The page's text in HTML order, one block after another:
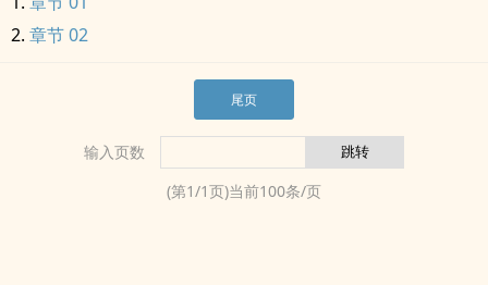
章节 02
尾页
输入页数
(第1/1页)当前100条/页